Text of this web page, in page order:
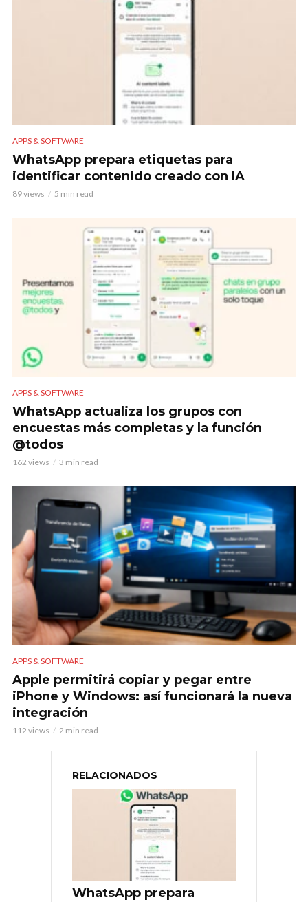
APPS & SOFTWARE
WhatsApp prepara etiquetas para
identificar contenido creado con IA
89 views 5 min read
APPS & SOFTWARE
WhatsApp actualiza los grupos con
encuestas más completas y la función
@todos
162 views 3 min read
APPS & SOFTWARE
Apple permitirá copiar y pegar entre
iPhone y Windows: así funcionará la nueva
integración
112 views 2 min read
RELACIONADOS
WhatsApp prepara